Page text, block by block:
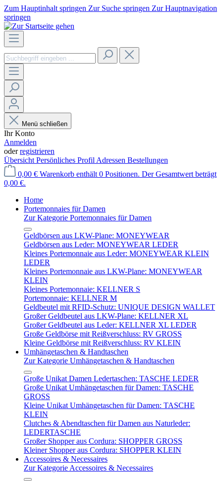
Zum Hauptinhalt springen Zur Suche springen Zur Hauptnavigation
springen
Menü schließen
Ihr Konto
Anmelden
oderregistrieren
Übersicht Persönliches Profil Adressen Bestellungen
0,00 € Warenkorb enthält 0 Positionen. Der Gesamtwert beträgt
0,00 €.
Home
Portemonnaies für Damen
Zur Kategorie Portemonnaies für Damen
Geldbörsen aus LKW-Plane: MONEYWEAR
Geldbörsen aus Leder: MONEYWEAR LEDER
Kleines Portemonnaie aus Leder: MONEYWEAR KLEIN
LEDER
Kleines Portemonnaie aus LKW-Plane: MONEYWEAR
KLEIN
Kleines Portemonnaie: KELLNER S
Portemonnaie: KELLNER M
Geldbeutel mit RFID-Schutz: UNIQUE DESIGN WALLET
Großer Geldbeutel aus LKW-Plane: KELLNER XL
Großer Geldbeutel aus Leder: KELLNER XL LEDER
Große Geldbörse mit Reißverschluss: RV GROSS
Kleine Geldbörse mit Reißverschluss: RV KLEIN
Umhängetaschen & Handtaschen
Zur Kategorie Umhängetaschen & Handtaschen
Große Unikat Damen Ledertaschen: TASCHE LEDER
Große Unikat Umhängetaschen für Damen: TASCHE
GROSS
Kleine Unikat Umhängetaschen für Damen: TASCHE
KLEIN
Clutches & Abendtaschen für Damen aus Naturleder:
LEDERTASCHE
Großer Shopper aus Cordura: SHOPPER GROSS
Kleiner Shopper aus Cordura: SHOPPER KLEIN
Accessoires & Necessaires
Zur Kategorie Accessoires & Necessaires